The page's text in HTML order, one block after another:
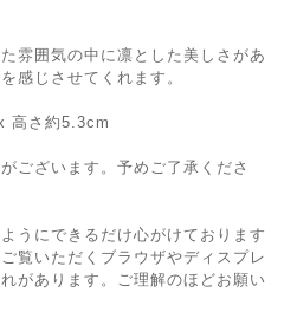
雰囲気の中に凛とした美しさがあ
感じさせてくれます。
高さ約5.3cm
ございます。予めご了承くださ
うにできるだけ心がけております
覧いただくブラウザやディスプレ
があります。ご理解のほどお願い